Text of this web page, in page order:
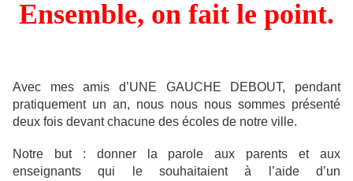
Ensemble, on fait le point.
Avec mes amis d’UNE GAUCHE DEBOUT, pendant
pratiquement un an, nous nous nous sommes présenté
deux fois devant chacune des écoles de notre ville.
Notre but : donner la parole aux parents et aux
enseignants qui le souhaitaient à l’aide d’un